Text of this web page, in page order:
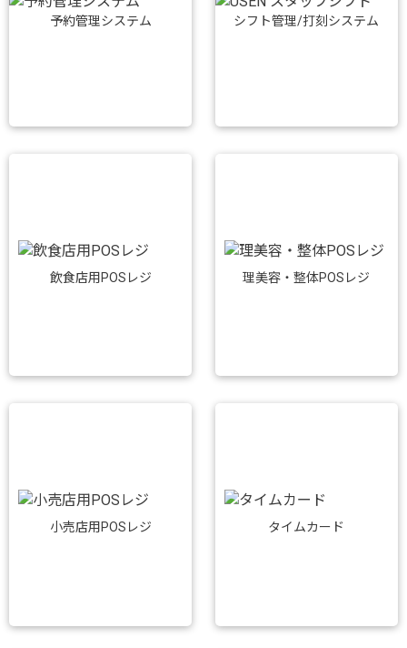
予約管理システム シフト管理/打刻システム
飲食店用POSレジ 理美容・整体POSレジ
小売店用POSレジ タイムカード